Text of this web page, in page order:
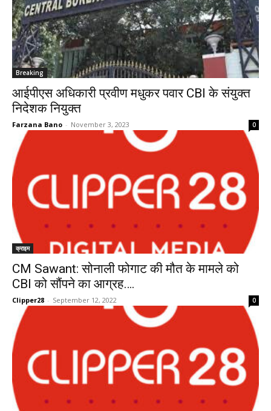
Breaking
आईपीएस अधिकारी प्रवीण मधुकर पवार CBI के संयुक्त
निदेशक नियुक्त
Farzana Bano - November 3, 2023 0
क्राइम
CM Sawant: सोनाली फोगाट की मौत के मामले को
CBI को सौंपने का आग्रह….
Clipper28 - September 12, 2022 0